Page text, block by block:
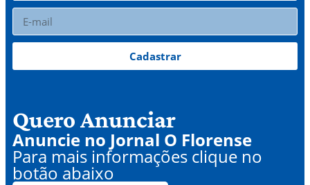
Cadastrar
Quero Anunciar
Anuncie no Jornal O Florense
Para mais informações clique no
botão abaixo